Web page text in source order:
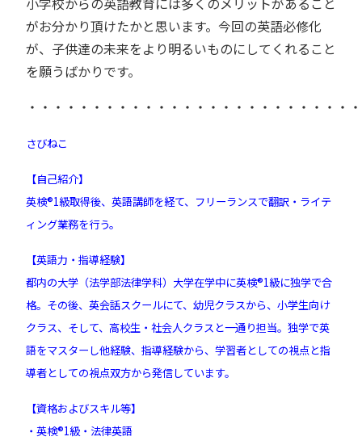
がお分かり頂けたかと思います。今回の英語必修化
が、子供達の未来をより明るいものにしてくれること
を願うばかりです。
・・・・・・・・・・・・・・・・・・・・・・・・・
さびねこ
【自己紹介】
英検®︎1級取得後、英語講師を経て、フリーランスで翻訳・ライテ
ィング業務を行う。
【英語力・指導経験】
都内の大学（法学部法律学科）大学在学中に英検®︎1級に独学で合
格。その後、英会話スクールにて、幼児クラスから、小学生向け
クラス、そして、高校生・社会人クラスと一通り担当。独学で英
語をマスターし他経験、指導経験から、学習者としての視点と指
導者としての視点双方から発信しています。
【資格およびスキル等】
・英検®︎1級・法律英語